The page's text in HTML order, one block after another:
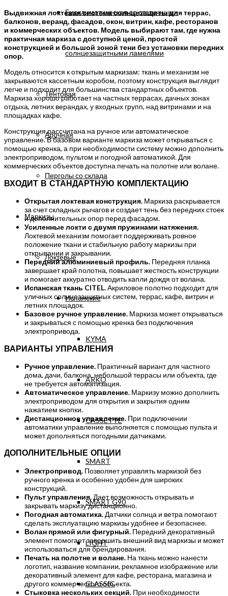
Биоклиматическая со статичными
солнцезащитными ламелями
Тентовая
Арочная
Перголы со склада
Маркизы
Локтевые
Испанские
KYMA
ARKO
CASSETTE
SMART
SMART G90
LIGHT
CLASSIC
Выдвижная локтевая система солнцезащиты для террас,
балконов, веранд, фасадов, окон, витрин, кафе, ресторанов
и коммерческих объектов. Модель выбирают там, где нужна
практичная маркиза с доступной ценой, простой
конструкцией и большой зоной тени без установки передних
опор.
Модель относится к открытым маркизам: ткань и механизм не
закрываются кассетным коробом, поэтому конструкция выглядит
легче и подходит для большинства стандартных объектов.
Маркиза хорошо работает на частных террасах, дачных зонах
отдыха, летних верандах, у входных групп, над витринами и на
площадках кафе.
Конструкция рассчитана на ручное или автоматическое
управление. В базовом варианте маркиза может открываться с
помощью кренка, а при необходимости систему можно дополнить
электроприводом, пультом и погодной автоматикой. Для
коммерческих объектов доступна печать на полотне или волане.
ВХОДИТ В СТАНДАРТНУЮ КОМПЛЕКТАЦИЮ
Открытая локтевая конструкция. Маркиза раскрывается
за счет складных рычагов и создает тень без передних стоек
и дополнительных опор перед фасадом.
Усиленные локти с двумя пружинами натяжения.
Локтевой механизм помогает поддерживать ровное
положение ткани и стабильную работу маркизы при
открывании и закрывании.
Передний алюминиевый профиль. Передняя планка
завершает край полотна, повышает жесткость конструкции
и помогает аккуратно отводить капли дождя от волана.
Испанская ткань CITEL.Акриловое полотно подходит для
уличных солнцезащитных систем, террас, кафе, витрин и
летних площадок.
Базовое ручное управление. Маркиза может открываться
и закрываться с помощью кренка без подключения
электропривода.
ВАРИАНТЫ УПРАВЛЕНИЯ
Ручное управление. Практичный вариант для частного
дома, дачи, балкона, небольшой террасы или объекта, где
не требуется автоматизация.
Автоматическое управление. Маркизу можно дополнить
электроприводом для открытия и закрытия одним
нажатием кнопки.
Дистанционное управление. При подключении
автоматики управление выполняется с помощью пульта и
может дополняться погодными датчиками.
ДОПОЛНИТЕЛЬНЫЕ ОПЦИИ
Электропривод. Позволяет управлять маркизой без
ручного кренка и особенно удобен для широких
конструкций.
Пульт управления. Дает возможность открывать и
закрывать маркизу дистанционно.
Погодная автоматика. Датчики солнца и ветра помогают
сделать эксплуатацию маркизы удобнее и безопаснее.
Волан прямой или фигурный. Передний декоративный
элемент помогает завершить внешний вид маркизы и может
использоваться для брендирования.
Печать на полотне и волане. На ткань можно нанести
логотип, название компании, рекламное изображение или
декоративный элемент для кафе, ресторана, магазина и
другого коммерческого объекта.
Стыковка нескольких секций. При необходимости